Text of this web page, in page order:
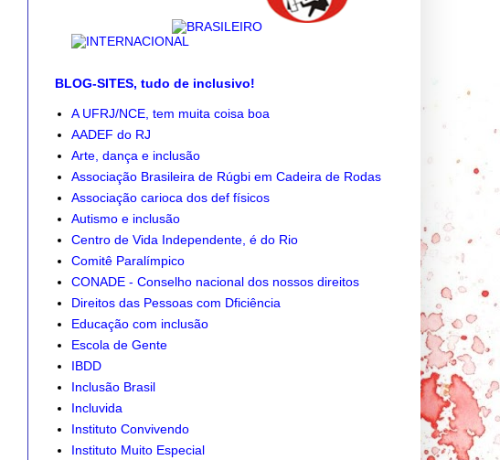
BLOG-SITES, tudo de inclusivo!
A UFRJ/NCE, tem muita coisa boa
AADEF do RJ
Arte, dança e inclusão
Associação Brasileira de Rúgbi em Cadeira de Rodas
Associação carioca dos def físicos
Autismo e inclusão
Centro de Vida Independente, é do Rio
Comitê Paralímpico
CONADE - Conselho nacional dos nossos direitos
Direitos das Pessoas com Dficiência
Educação com inclusão
Escola de Gente
IBDD
Inclusão Brasil
Incluvida
Instituto Convivendo
Instituto Muito Especial